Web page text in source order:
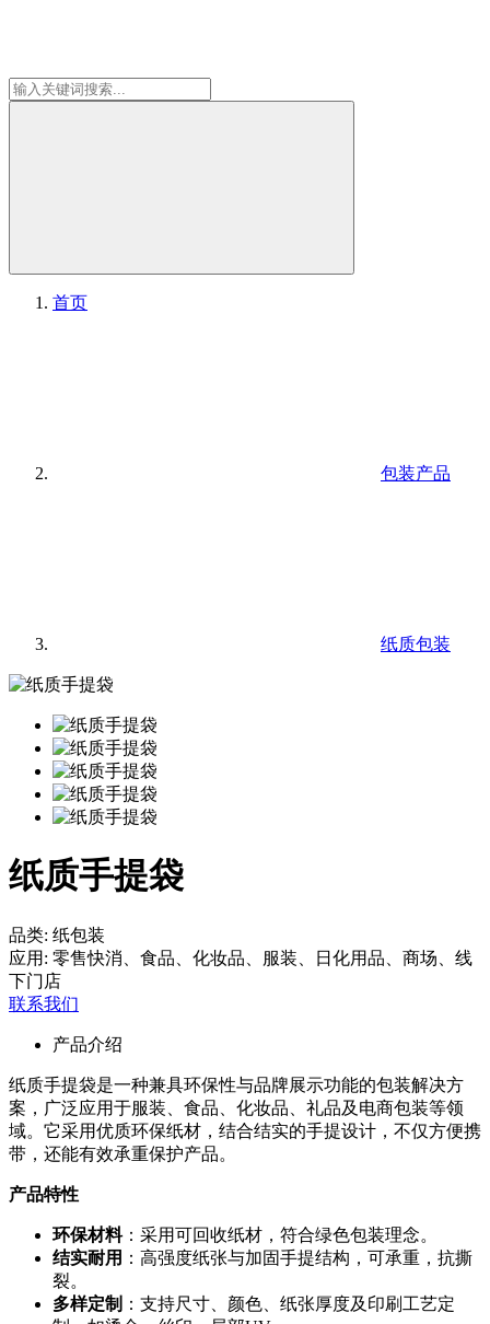
首页
包装产品
纸质包装
纸质手提袋
品类: 纸包装
应用: 零售快消、食品、化妆品、服装、日化用品、商场、线
下门店
联系我们
产品介绍
纸质手提袋是一种兼具环保性与品牌展示功能的包装解决方
案，广泛应用于服装、食品、化妆品、礼品及电商包装等领
域。它采用优质环保纸材，结合结实的手提设计，不仅方便携
带，还能有效承重保护产品。
产品特性
环保材料：采用可回收纸材，符合绿色包装理念。
结实耐用 ：高强度纸张与加固手提结构，可承重，抗撕
裂。
多样定制 ：支持尺寸、颜色、纸张厚度及印刷工艺定